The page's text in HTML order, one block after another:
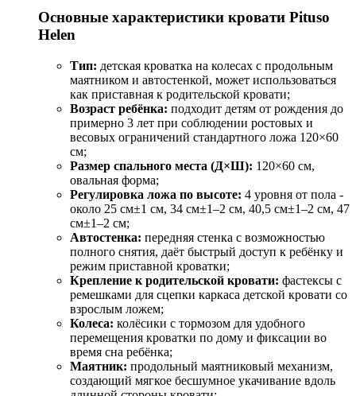
Основные характеристики кровати Pituso
Helen
Тип: детская кроватка на колесах с продольным
маятником и автостенкой, может использоваться
как приставная к родительской кровати;
Возраст ребёнка: подходит детям от рождения до
примерно 3 лет при соблюдении ростовых и
весовых ограничений стандартного ложа 120×60
см;
Размер спального места (Д×Ш): 120×60 см,
овальная форма;
Регулировка ложа по высоте: 4 уровня от пола -
около 25 см±1 см, 34 см±1–2 см, 40,5 см±1–2 см, 47
см±1–2 см;
Автостенка: передняя стенка с возможностью
полного снятия, даёт быстрый доступ к ребёнку и
режим приставной кроватки;
Крепление к родительской кровати: фастексы с
ремешками для сцепки каркаса детской кровати со
взрослым ложем;
Колеса: колёсики с тормозом для удобного
перемещения кроватки по дому и фиксации во
время сна ребёнка;
Маятник: продольный маятниковый механизм,
создающий мягкое бесшумное укачивание вдоль